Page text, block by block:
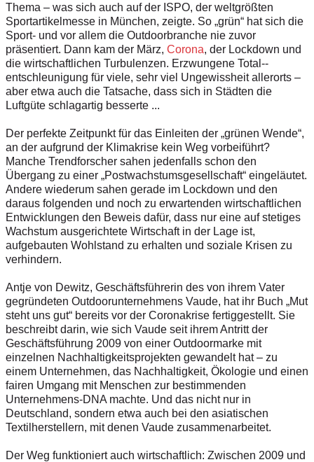
Thema – was sich auch auf der ISPO, der weltgrößten
Sportartikelmesse in München, zeigte. So „grün“ hat sich die
Sport- und vor allem die Outdoorbranche nie zuvor
präsentiert. Dann kam der März, Corona, der Lockdown und
die wirtschaftlichen Turbulenzen. Erzwungene Total-­
entschleunigung für viele, sehr viel Ungewissheit allerorts –
aber etwa auch die Tatsache, dass sich in Städten die
Luftgüte schlagartig besserte ...
Der perfekte Zeitpunkt für das Einleiten der „grünen Wende“,
an der aufgrund der Klimakrise kein Weg vorbeiführt?
Manche Trendforscher sahen jedenfalls schon den
Übergang zu einer „Postwachstumsgesellschaft“ eingeläutet.
Andere wiederum sahen gerade im Lockdown und den
daraus folgenden und noch zu erwartenden wirtschaftlichen
Entwicklungen den Beweis dafür, dass nur eine auf stetiges
Wachstum ausgerichtete Wirtschaft in der Lage ist,
aufgebauten Wohlstand zu erhalten und soziale Krisen zu
verhindern.
Antje von Dewitz, Geschäftsführerin des von ihrem Vater
gegründeten Outdoorunternehmens Vaude, hat ihr Buch „Mut
steht uns gut“ bereits vor der Coronakrise fertiggestellt. Sie
beschreibt darin, wie sich Vaude seit ihrem Antritt der
Geschäftsführung 2009 von einer Outdoormarke mit
einzelnen Nachhaltigkeitsprojekten gewandelt hat – zu
einem Unternehmen, das Nachhaltigkeit, Ökologie und einen
fairen Umgang mit Menschen zur bestimmenden
Unternehmens-DNA machte. Und das nicht nur in
Deutschland, sondern etwa auch bei den asiatischen
Textilherstellern, mit denen Vaude zusammenarbeitet.
Der Weg funktioniert auch wirtschaftlich: Zwischen 2009 und